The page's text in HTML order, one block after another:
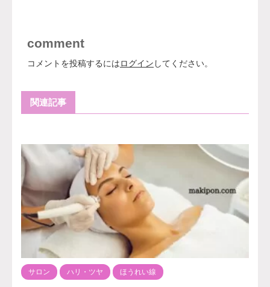
comment
コメントを投稿するにはログイン してください。
関連記事
サロン ハリ・ツヤ ほうれい線